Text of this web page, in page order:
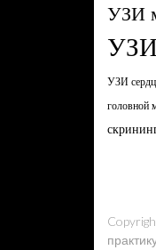
УЗИ
УЗИ
УЗИ
головной